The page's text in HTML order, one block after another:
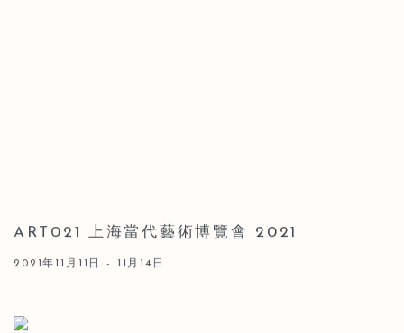
ART021 上海當代藝術博覽會 2021
2021年11月11日 - 11月14日